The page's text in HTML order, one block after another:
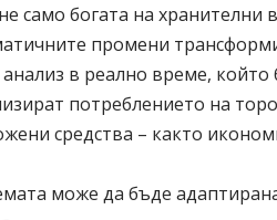
само богата на хранителни
промени
в реално време,
потреблението на
средства – както
може да бъде